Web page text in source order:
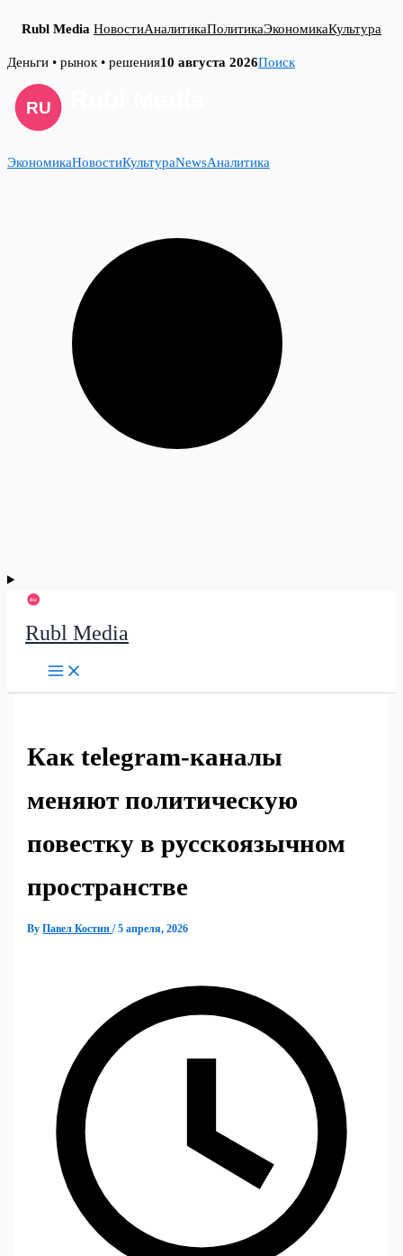
Rubl Media НовостиАналитикаПолитикаЭкономикаКультура
Skip
content
Деньги • рынок • решения10 августа 2026Поиск
ЭкономикаНовостиКультураNewsАналитика
Rubl Media
Как telegram-каналы
меняют политическую
повестку в русскоязычном
пространстве
ByПавел Костин/5 апреля, 2026